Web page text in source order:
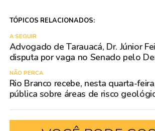
TÓPICOS RELACIONADOS:
A SEGUIR
Advogado de Tarauacá, Dr. Júnior
disputa por vaga no Senado pelo
NÃO PERCA
Rio Branco recebe, nesta quarta-
pública sobre áreas de risco